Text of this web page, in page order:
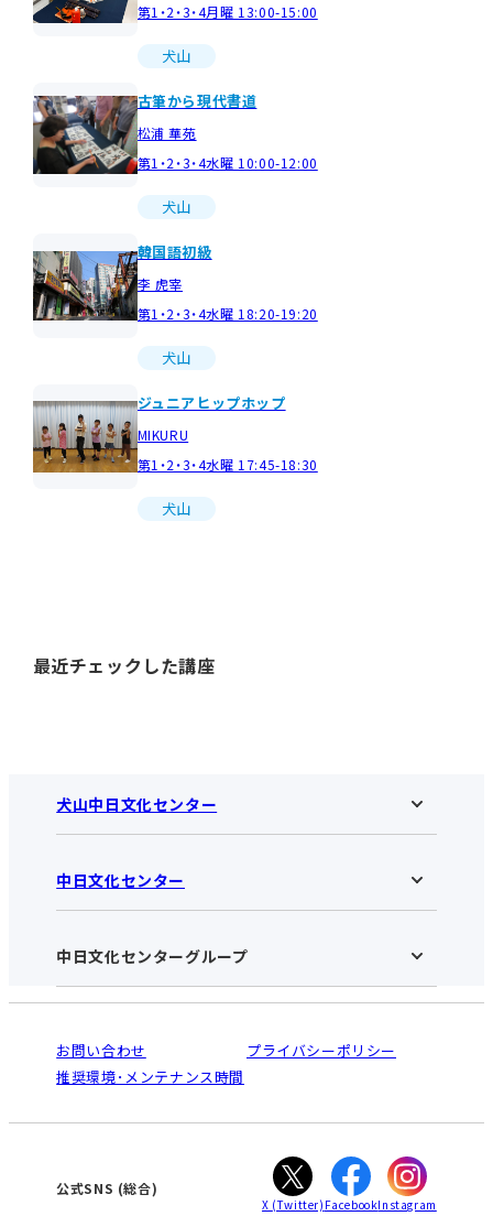
第1・2・3・4月曜 13:00-15:00
犬山
古筆から現代書道
松浦 華苑
第1・2・3・4水曜 10:00-12:00
犬山
韓国語初級
李 虎宰
第1・2・3・4水曜 18:20-19:20
犬山
ジュニアヒップホップ
MIKURU
第1・2・3・4水曜 17:45-18:30
犬山
最近チェックした講座
犬山中日文化センター
犬山中日文化センターHOME
お知らせ
アクセス･営業時間
お申し込みの流れ
入会と受講のご案内
中日文化センター
中日文化センターHOME
中日文化センターとは
受講規約・会員特典
ご利用ガイド
オンライン講座受講の手順
WEBサイトのよくある質問
中日文化センターグループ
南大高
犬山
高蔵寺
大垣
津
お問い合わせ
プライバシーポリシー
推奨環境･メンテナンス時間
公式SNS (総合)
X (Twitter) FacebookInstagram